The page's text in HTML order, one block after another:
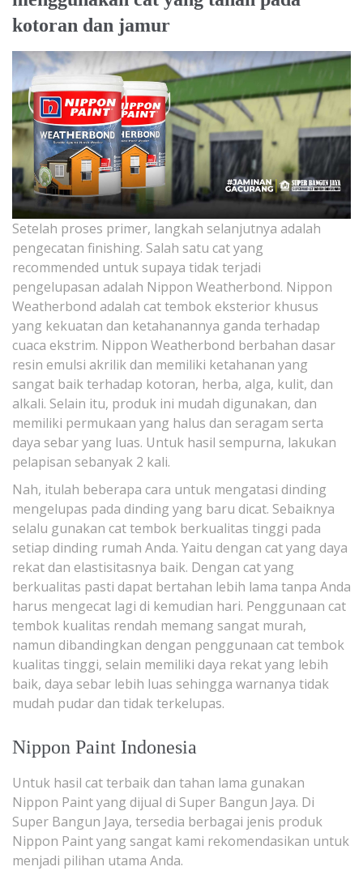
kotoran dan jamur
Setelah proses primer, langkah selanjutnya adalah
pengecatan finishing. Salah satu cat yang
recommended untuk supaya tidak terjadi
pengelupasan adalah Nippon Weatherbond. Nippon
Weatherbond adalah cat tembok eksterior khusus
yang kekuatan dan ketahanannya ganda terhadap
cuaca ekstrim. Nippon Weatherbond berbahan dasar
resin emulsi akrilik dan memiliki ketahanan yang
sangat baik terhadap kotoran, herba, alga, kulit, dan
alkali. Selain itu, produk ini mudah digunakan, dan
memiliki permukaan yang halus dan seragam serta
daya sebar yang luas. Untuk hasil sempurna, lakukan
pelapisan sebanyak 2 kali.
Nah, itulah beberapa cara untuk mengatasi dinding
mengelupas pada dinding yang baru dicat. Sebaiknya
selalu gunakan cat tembok berkualitas tinggi pada
setiap dinding rumah Anda. Yaitu dengan cat yang daya
rekat dan elastisitasnya baik. Dengan cat yang
berkualitas pasti dapat bertahan lebih lama tanpa Anda
harus mengecat lagi di kemudian hari. Penggunaan cat
tembok kualitas rendah memang sangat murah,
namun dibandingkan dengan penggunaan cat tembok
kualitas tinggi, selain memiliki daya rekat yang lebih
baik, daya sebar lebih luas sehingga warnanya tidak
mudah pudar dan tidak terkelupas.
Nippon Paint Indonesia
Untuk hasil cat terbaik dan tahan lama gunakan
Nippon Paint yang dijual di Super Bangun Jaya. Di
Super Bangun Jaya, tersedia berbagai jenis produk
Nippon Paint yang sangat kami rekomendasikan untuk
menjadi pilihan utama Anda.